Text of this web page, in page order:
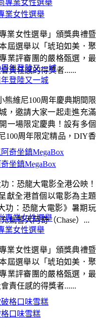
業女性選舉
業女性選舉」頒獎典禮暨
屆選舉以「琥珀如美．聚
業評審團的嚴格甄選，最
責任感的得獎者......
坐鎮MegaBox
：恐龍大電影全港公映！
獻全港首個以電影為主題
功：恐龍大電影》暑期玩
氣警犬阿奇（Chase）...
格口味雪糕
年登陸又一城
熊維尼100周年慶典期間限
，邀請大家一起走進充滿
一場限定慶典！設有多個
100周年限定精品，DIY香
業女性選舉
業女性選舉」頒獎典禮暨
屆選舉以「琥珀如美．聚
業評審團的嚴格甄選，最
責任感的得獎者......